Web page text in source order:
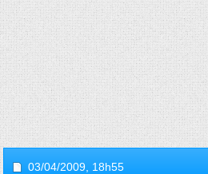
03/04/2009, 18h55